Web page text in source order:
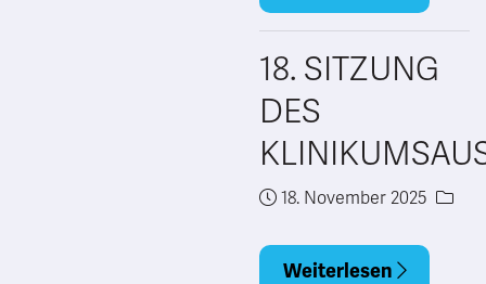
18. SITZUNG
DES
18. November 2025
Weiterlesen